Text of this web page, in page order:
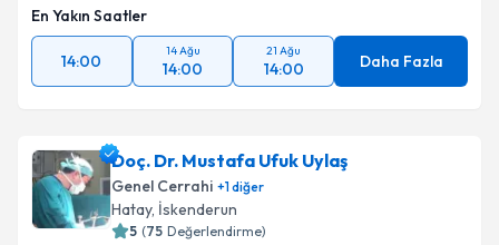
Takvim Talebini Gönder
En Yakın Saatler
14:00
14 Ağu
14:00
21 Ağu
14:00 Daha Fazla
Doç. Dr. Mustafa Ufuk Uylaş
Genel Cerrahi +1diğer
Hatay, İskenderun
5 (75 Değerlendirme)